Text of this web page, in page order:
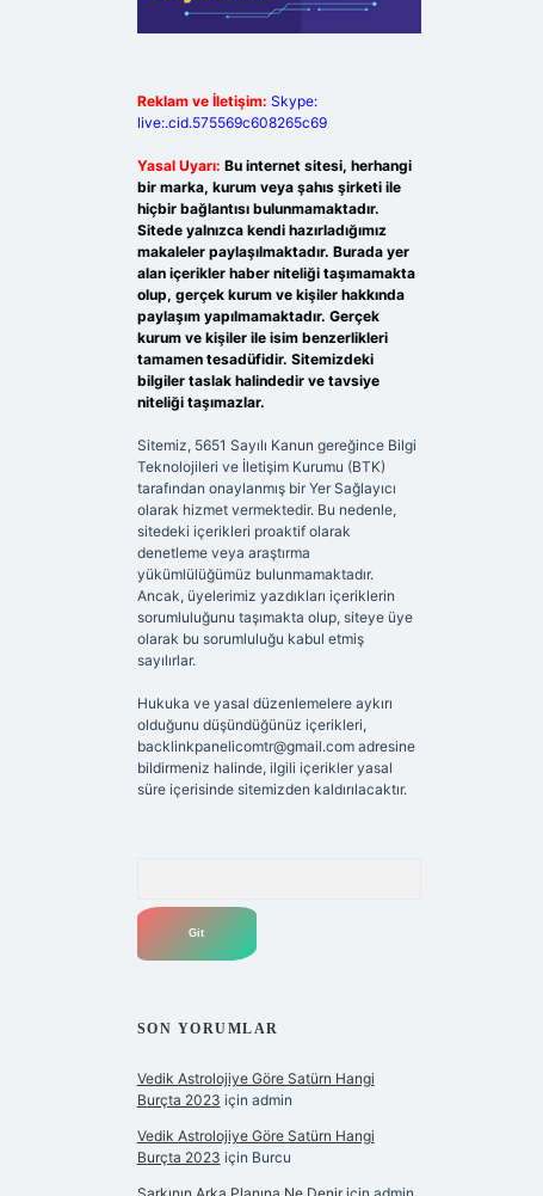
Reklam ve İletişim: Skype:
live:.cid.575569c608265c69
Yasal Uyarı: Bu internet sitesi, herhangi
bir marka, kurum veya şahıs şirketi ile
hiçbir bağlantısı bulunmamaktadır.
Sitede yalnızca kendi hazırladığımız
makaleler paylaşılmaktadır. Burada yer
alan içerikler haber niteliği taşımamakta
olup, gerçek kurum ve kişiler hakkında
paylaşım yapılmamaktadır. Gerçek
kurum ve kişiler ile isim benzerlikleri
tamamen tesadüfidir. Sitemizdeki
bilgiler taslak halindedir ve tavsiye
niteliği taşımazlar.
Sitemiz, 5651 Sayılı Kanun gereğince Bilgi
Teknolojileri ve İletişim Kurumu (BTK)
tarafından onaylanmış bir Yer Sağlayıcı
olarak hizmet vermektedir. Bu nedenle,
sitedeki içerikleri proaktif olarak
denetleme veya araştırma
yükümlülüğümüz bulunmamaktadır.
Ancak, üyelerimiz yazdıkları içeriklerin
sorumluluğunu taşımakta olup, siteye üye
olarak bu sorumluluğu kabul etmiş
sayılırlar.
Hukuka ve yasal düzenlemelere aykırı
olduğunu düşündüğünüz içerikleri,
backlinkpanelicomtr@gmail.comadresine
bildirmeniz halinde, ilgili içerikler yasal
süre içerisinde sitemizden kaldırılacaktır.
SON YORUMLAR
Vedik Astrolojiye Göre Satürn Hangi
Burçta 2023 için admin
Vedik Astrolojiye Göre Satürn Hangi
Burçta 2023 için Burcu